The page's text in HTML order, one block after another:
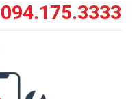
094.175.3333